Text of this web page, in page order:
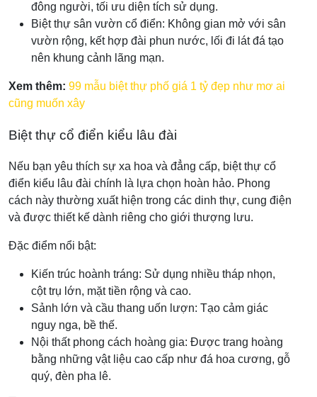
đông người, tối ưu diện tích sử dụng.
Biệt thự sân vườn cổ điển: Không gian mở với sân
vườn rộng, kết hợp đài phun nước, lối đi lát đá tạo
nên khung cảnh lãng mạn.
Xem thêm: 99 mẫu biệt thự phố giá 1 tỷ đẹp như mơ ai
cũng muốn xây
Biệt thự cổ điển kiểu lâu đài
Nếu bạn yêu thích sự xa hoa và đẳng cấp, biệt thự cổ
điển kiểu lâu đài chính là lựa chọn hoàn hảo. Phong
cách này thường xuất hiện trong các dinh thự, cung điện
và được thiết kế dành riêng cho giới thượng lưu.
Đặc điểm nổi bật:
Kiến trúc hoành tráng: Sử dụng nhiều tháp nhọn,
cột trụ lớn, mặt tiền rộng và cao.
Sảnh lớn và cầu thang uốn lượn: Tạo cảm giác
nguy nga, bề thế.
Nội thất phong cách hoàng gia: Được trang hoàng
bằng những vật liệu cao cấp như đá hoa cương, gỗ
quý, đèn pha lê.